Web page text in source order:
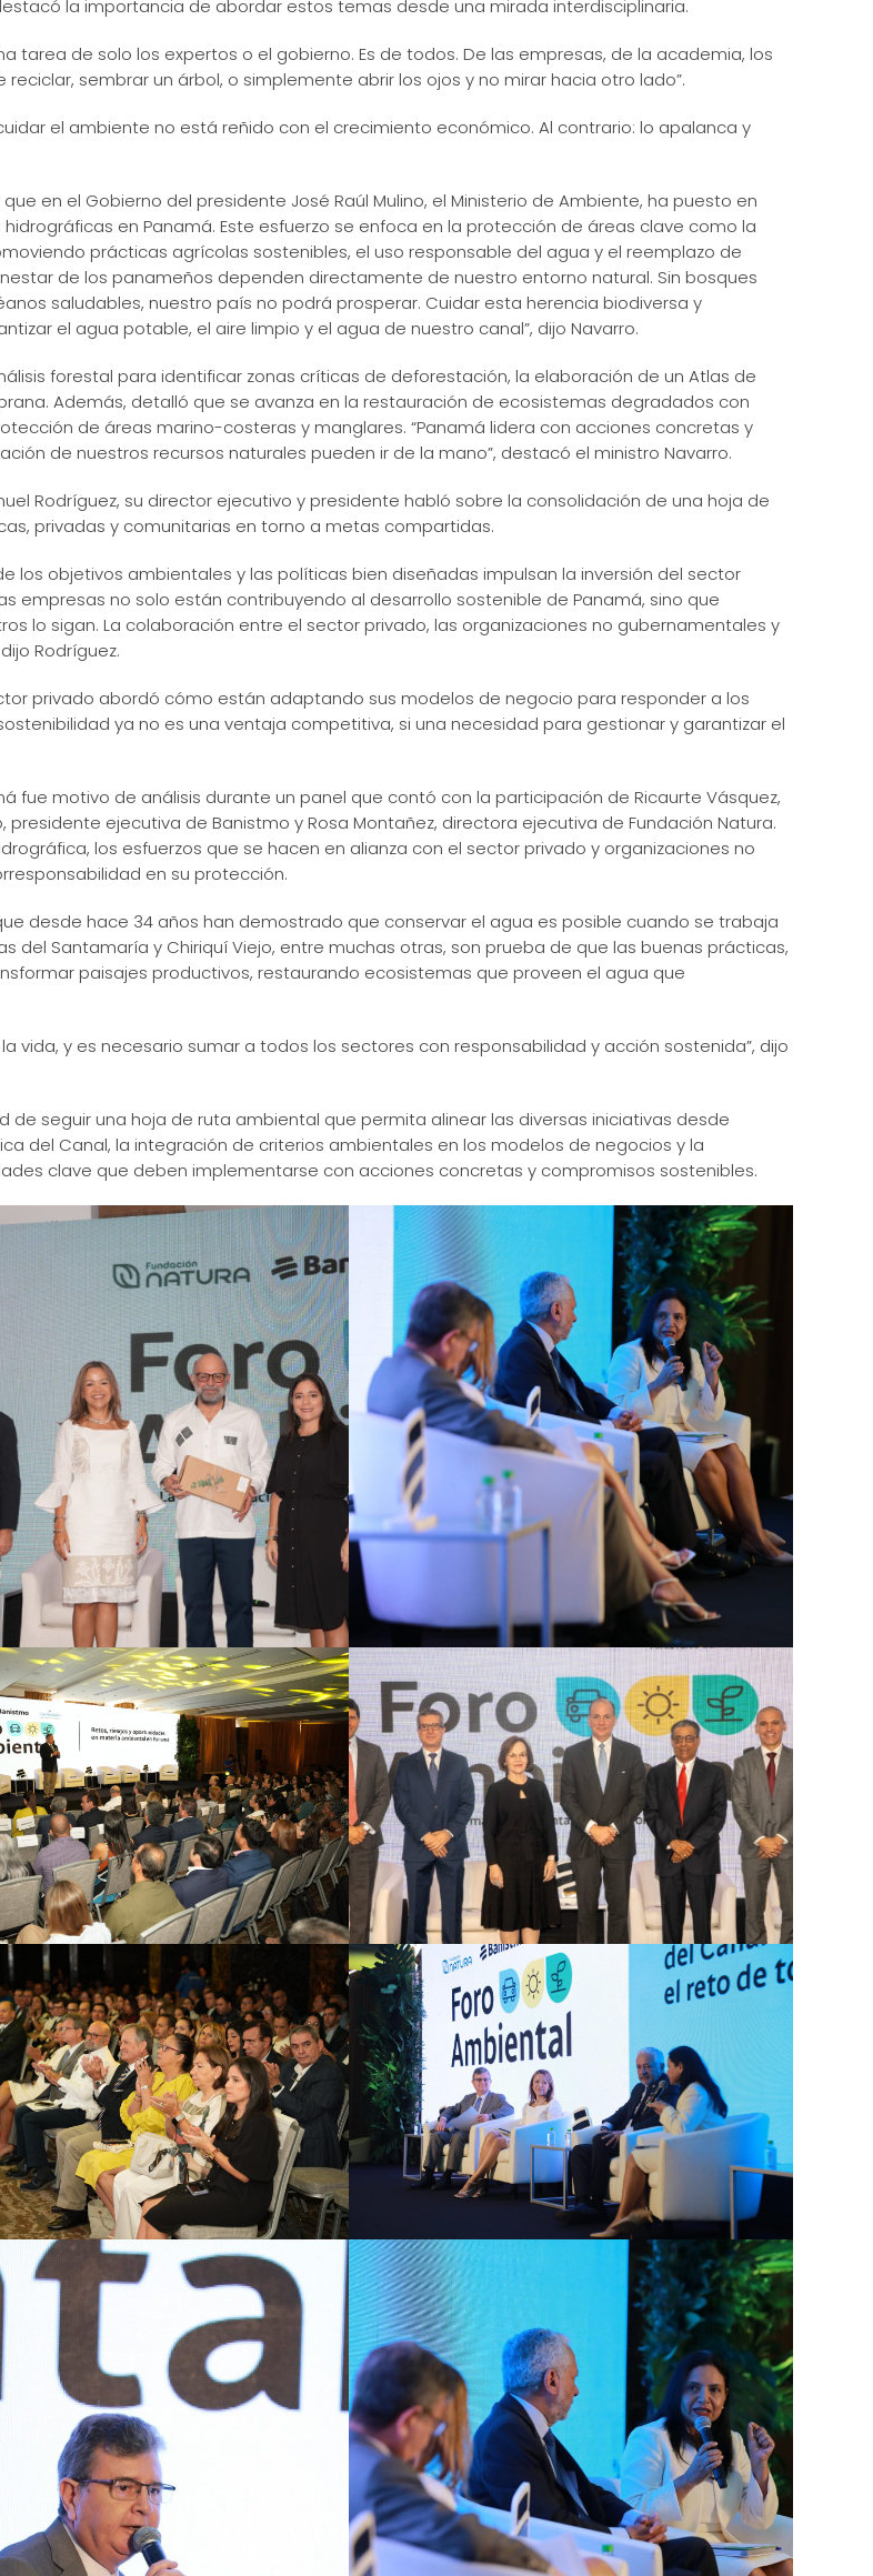
la importancia de abordar estos temas desde una mirada interdisciplinaria.
tarea de solo los expertos o el gobierno. Es de todos. De las empresas, de la academia, los
sembrar un árbol, o simplemente abrir los ojos y no mirar hacia otro lado”.
el ambiente no está reñido con el crecimiento económico. Al contrario: lo apalanca y
en el Gobierno del presidente José Raúl Mulino, el Ministerio de Ambiente, ha puesto en
en Panamá. Este esfuerzo se enfoca en la protección de áreas clave como la
prácticas agrícolas sostenibles, el uso responsable del agua y el reemplazo de
de los panameños dependen directamente de nuestro entorno natural. Sin bosques
saludables, nuestro país no podrá prosperar. Cuidar esta herencia biodiversa y
el agua potable, el aire limpio y el agua de nuestro canal”, dijo Navarro.
forestal para identificar zonas críticas de deforestación, la elaboración de un Atlas de
Además, detalló que se avanza en la restauración de ecosistemas degradados con
de áreas marino-costeras y manglares. “Panamá lidera con acciones concretas y
de nuestros recursos naturales pueden ir de la mano”, destacó el ministro Navarro.
Rodríguez, su director ejecutivo y presidente habló sobre la consolidación de una hoja de
privadas y comunitarias en torno a metas compartidas.
los objetivos ambientales y las políticas bien diseñadas impulsan la inversión del sector
empresas no solo están contribuyendo al desarrollo sostenible de Panamá, sino que
lo sigan. La colaboración entre el sector privado, las organizaciones no gubernamentales y
Rodríguez.
privado abordó cómo están adaptando sus modelos de negocio para responder a los
ya no es una ventaja competitiva, si una necesidad para gestionar y garantizar el
fue motivo de análisis durante un panel que contó con la participación de Ricaurte Vásquez,
ejecutiva de Banistmo y Rosa Montañez, directora ejecutiva de Fundación Natura.
los esfuerzos que se hacen en alianza con el sector privado y organizaciones no
en su protección.
desde hace 34 años han demostrado que conservar el agua es posible cuando se trabaja
del Santamaría y Chiriquí Viejo, entre muchas otras, son prueba de que las buenas prácticas,
paisajes productivos, restaurando ecosistemas que proveen el agua que
vida, y es necesario sumar a todos los sectores con responsabilidad y acción sostenida”, dijo
seguir una hoja de ruta ambiental que permita alinear las diversas iniciativas desde
del Canal, la integración de criterios ambientales en los modelos de negocios y la
clave que deben implementarse con acciones concretas y compromisos sostenibles.